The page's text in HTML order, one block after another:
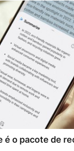
Gratis
Hoje
é o pacote de